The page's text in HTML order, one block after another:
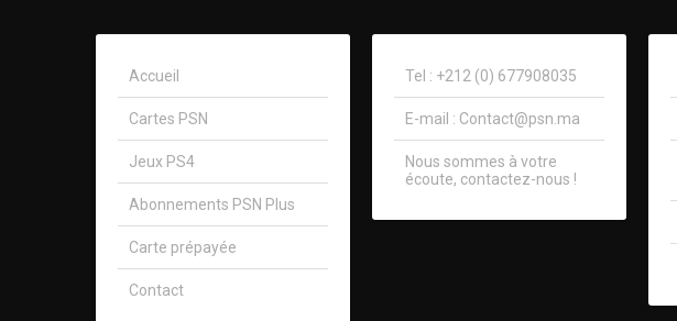
Accueil
Cartes PSN
Jeux PS4
Abonnements PSN Plus
Carte prépayée
Contact
Tel : +212 (0) 677908035
E-mail : Contact@psn.ma
Nous sommes à votre
écoute, contactez-nous !​